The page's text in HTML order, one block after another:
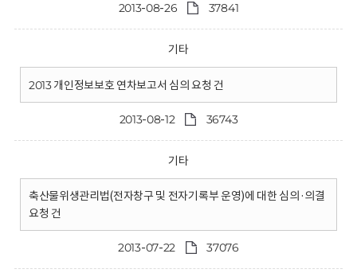
2013-08-26 37841
기타
2013 개인정보보호 연차보고서 심의 요청 건
2013-08-12 36743
기타
축산물위생관리법(전자창구 및 전자기록부 운영)에 대한 심의·의결
요청 건
2013-07-22 37076